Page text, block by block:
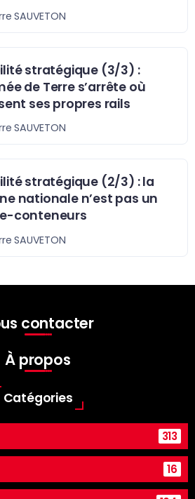
SAUVETON
stratégique (3/3) :
de Terre s’arrête où
ses propres rails
SAUVETON
stratégique (2/3) : la
nationale n’est pas un
conteneurs
SAUVETON
contacter
À propos
Catégories
313
16